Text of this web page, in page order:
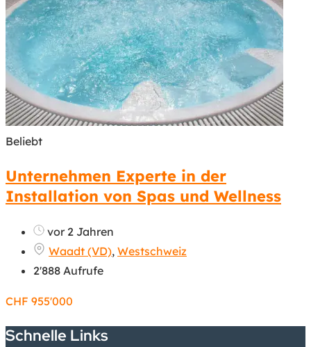
Beliebt
Unternehmen Experte in der
Installation von Spas und Wellness
vor 2 Jahren
Waadt (VD), Westschweiz
2'888 Aufrufe
CHF 955'000
Schnelle Links